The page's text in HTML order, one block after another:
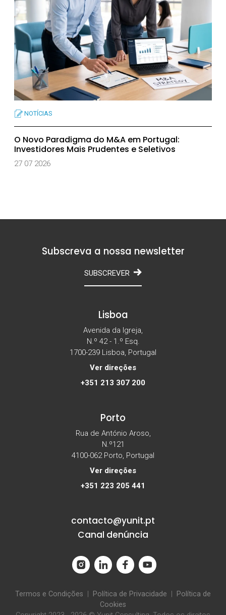
NOTÍCIAS
O Novo Paradigma do M&A em Portugal:
Investidores Mais Prudentes e Seletivos
27 07 2026
Subscreva a nossa newsletter
SUBSCREVER
Lisboa
Avenida da Igreja,
N.º 42 - 1.º Esq.
1700-239 Lisboa, Portugal
Ver direções
+351 213 307 200
Porto
Rua de António Aroso,
N.º121
4100-062 Porto, Portugal
Ver direções
+351 223 205 441
contacto@yunit.pt
Canal denúncia
Termos e Condições Política de Privacidade
Política de
Cookies